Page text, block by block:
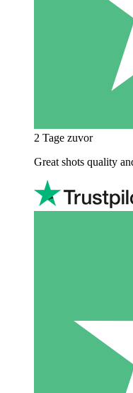
2 Tage zuvor
Great shots quality